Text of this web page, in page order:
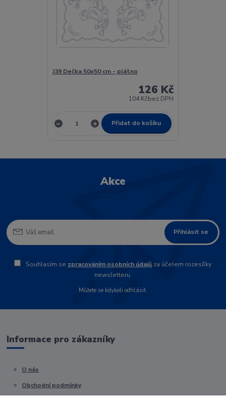
J39 Dečka 50x50 cm - plátno
126 Kč
104 Kčbez DPH
Přidat do košíku
Akce
Přihlásit se
Souhlasím se zpracováním osobních údajů za účelem rozesílky
newsletteru.
Můžete se kdykoli odhlásit.
Informace pro zákazníky
O nás
Obchodní podmínky